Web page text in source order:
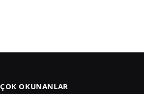
ÇOK OKUNANLAR